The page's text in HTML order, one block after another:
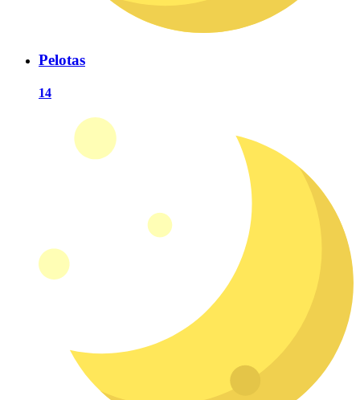
Pelotas
14